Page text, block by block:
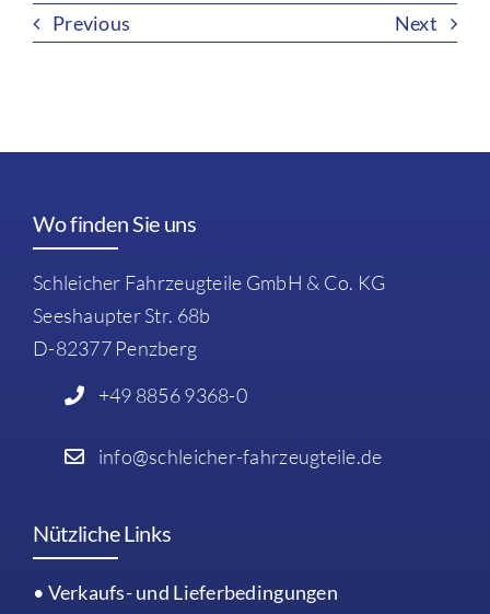
Previous Next
Wo finden Sie uns
Schleicher Fahrzeugteile GmbH & Co. KG
Seeshaupter Str. 68b
D-82377 Penzberg
+49 8856 9368-0
info@schleicher-fahrzeugteile.de
Nützliche Links
• Verkaufs- und Lieferbedingungen